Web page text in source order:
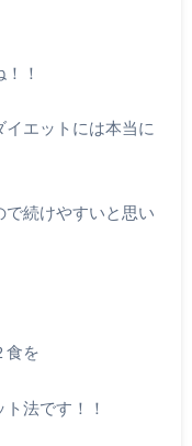
！
エットには本当に
続けやすいと思い
食を
法です！！